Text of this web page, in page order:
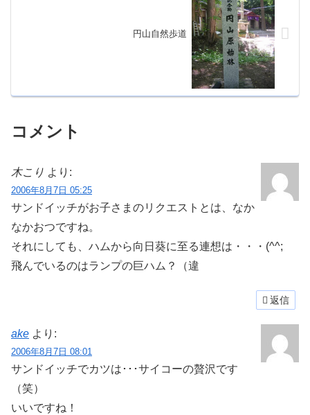
円山自然歩道
コメント
木こり より:
2006年8月7日 05:25
サンドイッチがお子さまのリクエストとは、なか
なかおつですね。
それにしても、ハムから向日葵に至る連想は・・・(^^;
飛んでいるのはランプの巨ハム？（違
返信
ake より:
2006年8月7日 08:01
サンドイッチでカツは･･･サイコーの贅沢です
（笑）
いいですね！